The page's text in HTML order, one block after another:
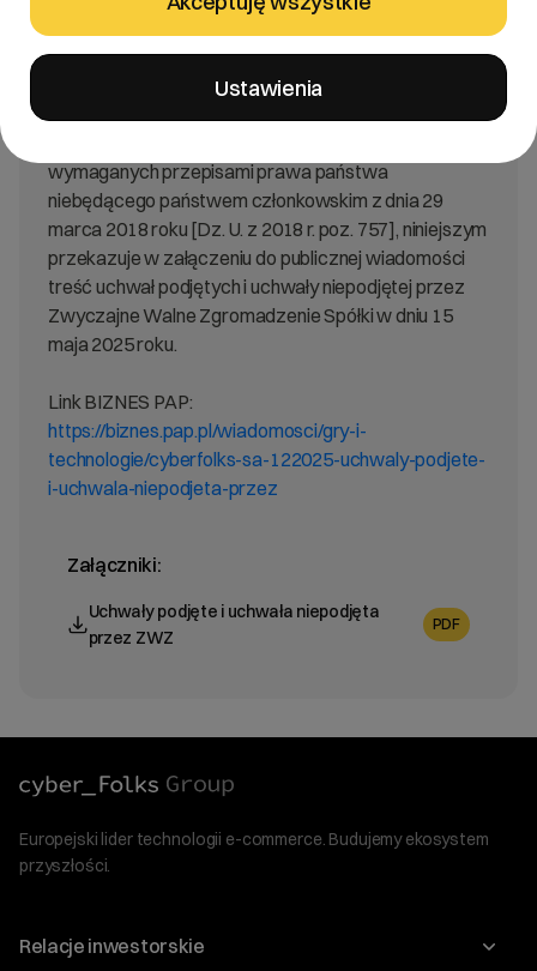
rozporządzenia Ministra Finansów w sprawie
informacji bieżących i okresowych przekazywanych
wymaganych przepisami prawa państwa
niebędącego państwem członkowskim z dnia 29
marca 2018 roku [Dz. U. z 2018 r. poz. 757], niniejszym
przekazuje w załączeniu do publicznej wiadomości
treść uchwał podjętych i uchwały niepodjętej przez
Zwyczajne Walne Zgromadzenie Spółki w dniu 15
maja 2025 roku.
Link BIZNES PAP:
https://biznes.pap.pl/wiadomosci/gry-i-
technologie/cyberfolks-sa-122025-uchwaly-podjete-
i-uchwala-niepodjeta-przez
Załączniki:
Uchwały podjęte i uchwała niepodjęta
przez ZWZ
PDF
Europejski lider technologii e-commerce. Budujemy ekosystem
przyszłości.
Relacje inwestorskie
Ustawienia